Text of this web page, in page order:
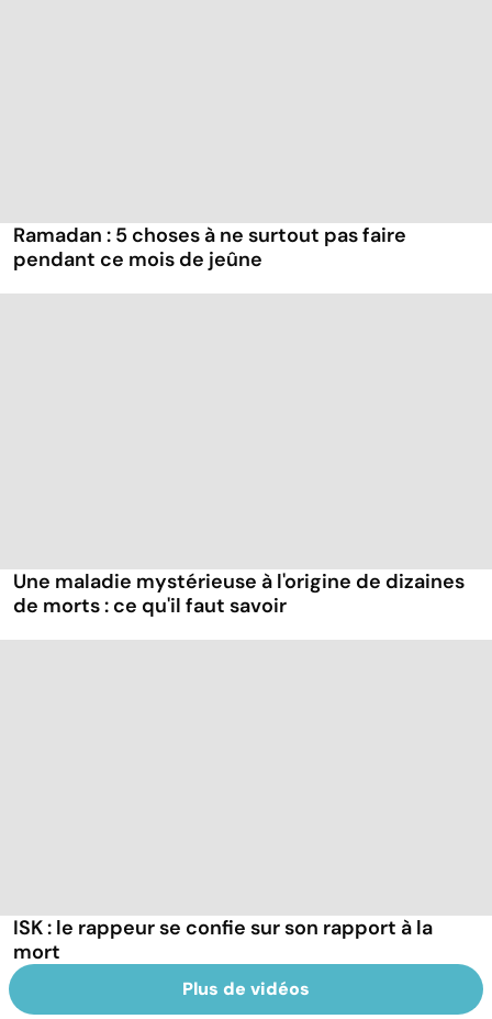
Ramadan : 5 choses à ne surtout pas faire
pendant ce mois de jeûne
Une maladie mystérieuse à l'origine de dizaines
de morts : ce qu'il faut savoir
ISK : le rappeur se confie sur son rapport à la
mort
Plus de vidéos